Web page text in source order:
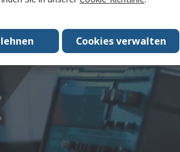
Cookies verwalten